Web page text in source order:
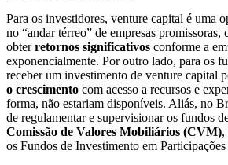
Para os investidores, venture capital é uma
no “andar térreo” de empresas promissoras,
obterretornos significativos conforme a
exponencialmente. Por outro lado, para os
receber um investimento de venture capital
o crescimento com acesso a recursos e
forma, não estariam disponíveis. Aliás, no
de regulamentar e supervisionar os fundos
Comissão de Valores Mobiliários (CVM),
os Fundos de Investimento em